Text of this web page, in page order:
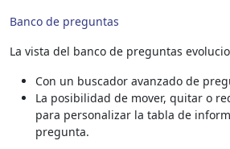
Banco de preguntas
La vista del banco de preguntas
Con un buscador avanzado de
La posibilidad de mover, quitar o
para personalizar la tabla de
pregunta.